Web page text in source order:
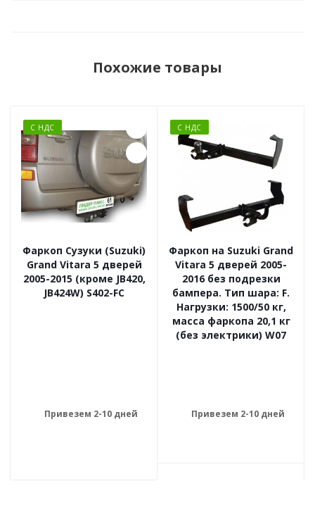
Похожие товары
С НДС
Фаркоп Сузуки (Suzuki)
Grand Vitara 5 дверей
2005-2015 (кроме JB420,
JB424W) S402-FC
Привезем 2-10 дней
С НДС
Фаркоп на Suzuki Grand
Vitara 5 дверей 2005-
2016 без подрезки
бампера. Тип шара: F.
Нагрузки: 1500/50 кг,
масса фаркопа 20,1 кг
(без электрики) W07
Привезем 2-10 дней